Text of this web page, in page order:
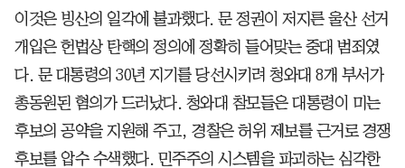
이것은 빙산의 일각에 불과했다. 문 정권이 저지른 울산 선거
개입은 헌법상 탄핵의 정의에 정확히 들어맞는 중대 범죄였
다. 문 대통령의 30년 지기를 당선시키려 청와대 8개 부서가
총동원된 혐의가 드러났다. 청와대 참모들은 대통령이 미는
후보의 공약을 지원해 주고, 경찰은 허위 제보를 근거로 경쟁
후보를 압수 수색했다. 민주주의 시스템을 파괴하는 심각한